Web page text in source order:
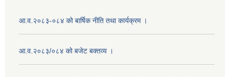
आ.व.२०८३-०८४ को बार्षिक नीति तथा कार्यक्रम ।
आ.व.२०८३/०८४ को बजेट बक्तव्य ।